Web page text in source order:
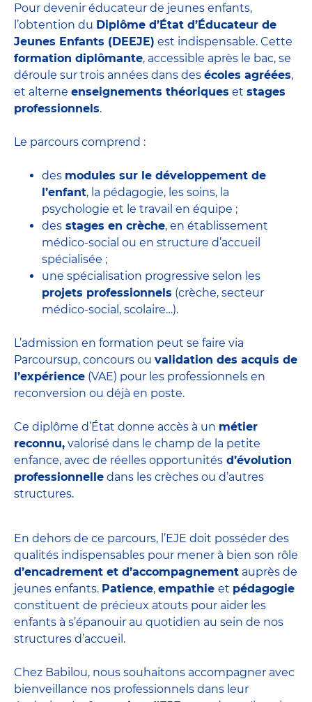
Pour devenir éducateur de jeunes enfants,
l’obtention du Diplôme d’État d’Éducateur de
Jeunes Enfants (DEEJE) est indispensable. Cette
formation diplômante, accessible après le bac, se
déroule sur trois années dans des écoles agréées,
et alterne enseignements théoriques et stages
professionnels.
Le parcours comprend :
des modules sur le développement de
l’enfant, la pédagogie, les soins, la
psychologie et le travail en équipe ;
des stages en crèche, en établissement
médico-social ou en structure d’accueil
spécialisée ;
une spécialisation progressive selon les
projets professionnels (crèche, secteur
médico-social, scolaire…).
L’admission en formation peut se faire via
Parcoursup, concours ou validation des acquis de
l’expérience (VAE) pour les professionnels en
reconversion ou déjà en poste.
Ce diplôme d’État donne accès à un métier
reconnu, valorisé dans le champ de la petite
enfance, avec de réelles opportunités d’évolution
professionnelle dans les crèches ou d’autres
structures.
En dehors de ce parcours, l’EJE doit posséder des
qualités indispensables pour mener à bien son rôle
d’encadrement et d’accompagnement auprès de
jeunes enfants. Patience, empathie et pédagogie
constituent de précieux atouts pour aider les
enfants à s’épanouir au quotidien au sein de nos
structures d’accueil.
Chez Babilou, nous souhaitons accompagner avec
bienveillance nos professionnels dans leur